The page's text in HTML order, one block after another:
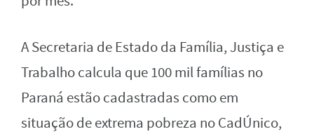
A Secretaria de Estado da Família, Justiça e
Trabalho calcula que 100 mil famílias no
Paraná estão cadastradas como em
situação de extrema pobreza no CadÚnico,